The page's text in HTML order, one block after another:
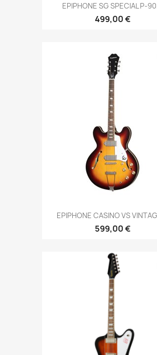
EPIPHONE SG SPECIAL P-
499,00 €
EPIPHONE CASINO VS
599,00 €